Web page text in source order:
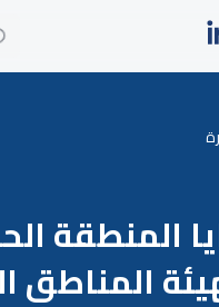
مزايا المنطقة
المناطق